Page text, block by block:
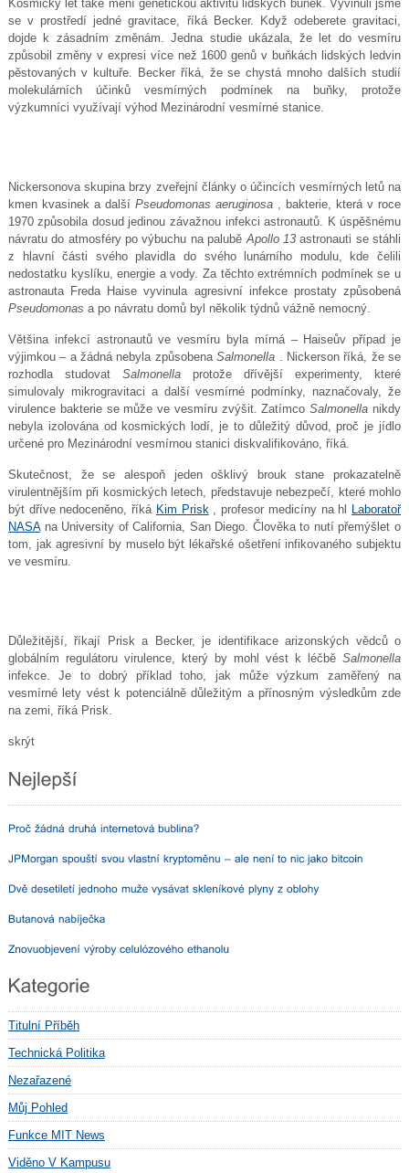
Kosmický let také mění genetickou aktivitu lidských buněk. Vyvinuli jsme
se v prostředí jedné gravitace, říká Becker. Když odeberete gravitaci,
dojde k zásadním změnám. Jedna studie ukázala, že let do vesmíru
způsobil změny v expresi více než 1600 genů v buňkách lidských ledvin
pěstovaných v kultuře. Becker říká, že se chystá mnoho dalších studií
molekulárních účinků vesmírných podmínek na buňky, protože
výzkumníci využívají výhod Mezinárodní vesmírné stanice.
Nickersonova skupina brzy zveřejní články o účincích vesmírných letů na
kmen kvasinek a další Pseudomonas aeruginosa , bakterie, která v roce
1970 způsobila dosud jedinou závažnou infekci astronautů. K úspěšnému
návratu do atmosféry po výbuchu na paluběApollo 13astronauti se stáhli
z hlavní části svého plavidla do svého lunárního modulu, kde čelili
nedostatku kyslíku, energie a vody. Za těchto extrémních podmínek se u
astronauta Freda Haise vyvinula agresivní infekce prostaty způsobená
Pseudomonas a po návratu domů byl několik týdnů vážně nemocný.
Většina infekcí astronautů ve vesmíru byla mírná – Haiseův případ je
výjimkou – a žádná nebyla způsobenaSalmonella . Nickerson říká, že se
rozhodla studovat Salmonellaprotože dřívější experimenty, které
simulovaly mikrogravitaci a další vesmírné podmínky, naznačovaly, že
virulence bakterie se může ve vesmíru zvýšit. ZatímcoSalmonella nikdy
nebyla izolována od kosmických lodí, je to důležitý důvod, proč je jídlo
určené pro Mezinárodní vesmírnou stanici diskvalifikováno, říká.
Skutečnost, že se alespoň jeden ošklivý brouk stane prokazatelně
virulentnějším při kosmických letech, představuje nebezpečí, které mohlo
být dříve nedoceněno, říká Kim Prisk, profesor medicíny na hl
Laboratoř
NASAna University of California, San Diego. Člověka to nutí přemýšlet o
tom, jak agresivní by muselo být lékařské ošetření infikovaného subjektu
ve vesmíru.
Důležitější, říkají Prisk a Becker, je identifikace arizonských vědců o
globálním regulátoru virulence, který by mohl vést k léčběSalmonella
infekce. Je to dobrý příklad toho, jak může výzkum zaměřený na
vesmírné lety vést k potenciálně důležitým a přínosným výsledkům zde
na zemi, říká Prisk.
skrýt
Titulní Příběh
Technická Politika
Nezařazené
Můj Pohled
Funkce MIT News
Viděno V Kampusu